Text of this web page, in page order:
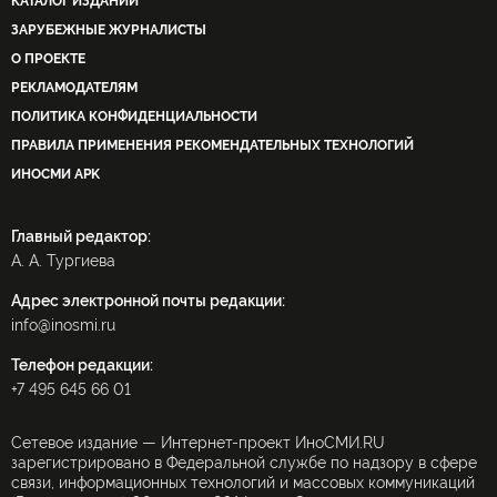
ЗАРУБЕЖНЫЕ ЖУРНАЛИСТЫ
О ПРОЕКТЕ
РЕКЛАМОДАТЕЛЯМ
ПОЛИТИКА КОНФИДЕНЦИАЛЬНОСТИ
ПРАВИЛА ПРИМЕНЕНИЯ РЕКОМЕНДАТЕЛЬНЫХ ТЕХНОЛОГИЙ
ИНОСМИ APK
Главный редактор:
А. А. Тургиева
Адрес электронной почты редакции:
info@inosmi.ru
Телефон редакции:
+7 495 645 66 01
Сетевое издание — Интернет-проект ИноСМИ.RU
зарегистрировано в Федеральной службе по надзору в сфере
связи, информационных технологий и массовых коммуникаций